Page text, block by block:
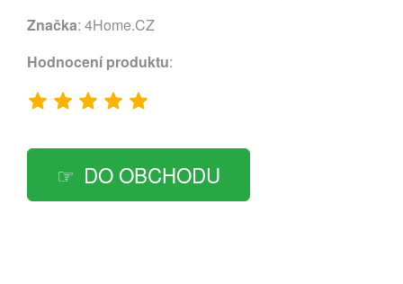
Značka: 4Home.CZ
Hodnocení produktu:
DO OBCHODU